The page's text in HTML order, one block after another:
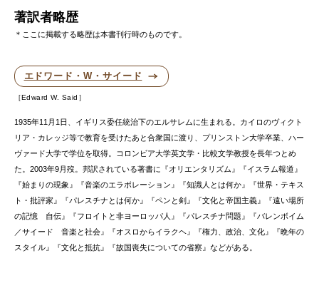
著訳者略歴
＊ここに掲載する略歴は本書刊行時のものです。
エドワード・W・サイード
Edward W. Said
1935年11月1日、イギリス委任統治下のエルサレムに生まれる。カイロのヴィクト
リア・カレッジ等で教育を受けたあと合衆国に渡り、プリンストン大学卒業、ハー
ヴァード大学で学位を取得。コロンビア大学英文学・比較文学教授を長年つとめ
た。2003年9月歿。邦訳されている著書に『オリエンタリズム』『イスラム報道』
『始まりの現象』『音楽のエラボレーション』『知識人とは何か』『世界・テキス
ト・批評家』『パレスチナとは何か』『ペンと剣』『文化と帝国主義』『遠い場所
の記憶 自伝』『フロイトと非ヨーロッパ人』『パレスチナ問題』『バレンボイム
／サイード 音楽と社会』『オスロからイラクヘ』『権力、政治、文化』『晩年の
スタイル』『文化と抵抗』『故国喪失についての省察』などがある。